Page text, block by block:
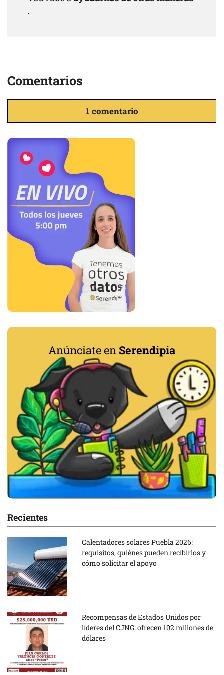
.
Comentarios
1 comentario
Anúnciate en Serendipia
Recientes
Calentadores solares Puebla 2026:
requisitos, quiénes pueden recibirlos y
cómo solicitar el apoyo
Recompensas de Estados Unidos por
líderes del CJNG: ofrecen 102 millones de
dólares